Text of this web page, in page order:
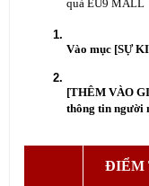
quà EU9 MALL
Vào mục [SỰ
[THÊM VÀO
thông tin người
ĐIỂM